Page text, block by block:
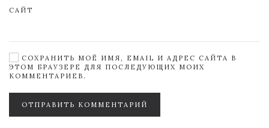
САЙТ
СОХРАНИТЬ МОЁ ИМЯ, EMAIL И АДРЕС САЙТА В
ЭТОМ БРАУЗЕРЕ ДЛЯ ПОСЛЕДУЮЩИХ МОИХ
КОММЕНТАРИЕВ.
ОТПРАВИТЬ КОММЕНТАРИЙ